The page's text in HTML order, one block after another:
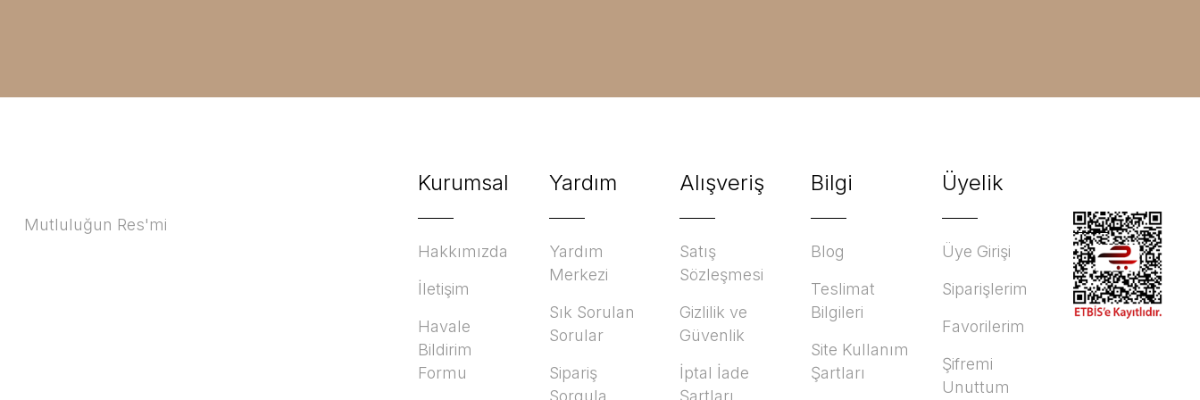
Mutluluğun Res'mi
Kurumsal
Hakkımızda
İletişim
Havale
Bildirim
Formu
Yardım
Yardım
Merkezi
Sık Sorulan
Sorular
Sipariş
Sorgula
Alışveriş
Satış
Sözleşmesi
Gizlilik ve
Güvenlik
İptal İade
Şartları
Bilgi
Blog
Teslimat
Bilgileri
Site Kullanım
Şartları
Üyelik
Üye Girişi
Siparişlerim
Favorilerim
Şifremi
Unuttum